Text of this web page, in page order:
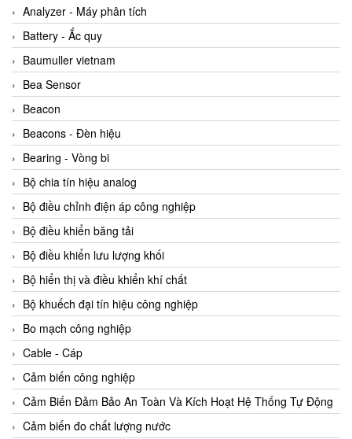
Accepta Vietnam
ACCUMAC Vietnam
AccuWeb Vietnam
Acey
ACOEM Vietnam
ADCA Vietnam
ADFweb Vietnam
Adler Vietnam
Ados Vietnam
Advanced Energy Vietnam
Advantech Vietnam
Agate Vietnam
AGR International Vietnam
Aichi Tokei Denki Vietnam
Aii Vietnam
AIKOH
AINUO Vietnam
AIR MAJOR
Analyzer - Máy phân tích
Battery - Ắc quy
Baumuller vietnam
Bea Sensor
Beacon
Beacons - Đèn hiệu
Bearing - Vòng bi
Bộ chia tín hiệu analog
Bộ điều chỉnh điện áp công nghiệp
Bộ điều khiển băng tải
Bộ điều khiển lưu lượng khối
Bộ hiển thị và điều khiển khí chất
Bộ khuếch đại tín hiệu công nghiệp
Bo mạch công nghiệp
Cable - Cáp
Cảm biến công nghiệp
Cảm Biến Đảm Bảo An Toàn Và Kích Hoạt Hệ Thống Tự Động
Cảm biến đo chất lượng nước